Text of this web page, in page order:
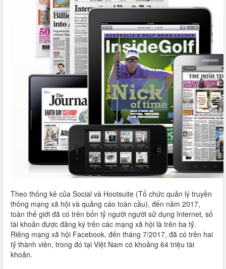
Theo thống kê của Social và Hootsuite (Tổ chức quản lý truyền
thông mạng xã hội và quảng cáo toàn cầu), đến năm 2017,
toàn thế giới đã có trên bốn tỷ người người sử dụng Internet, số
tài khoản được đăng ký trên các mạng xã hội là trên ba tỷ.
Riêng mạng xã hội Facebook, đến tháng 7/2017, đã có trên hai
tỷ thành viên, trong đó tại Việt Nam có khoảng 64 triệu tài
khoản.